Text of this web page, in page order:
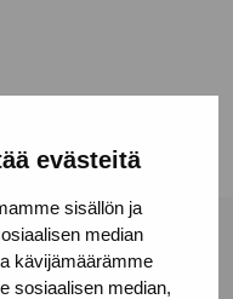
evästeitä
sisällön ja
median
kävijämäärämme
sosiaalisen median,